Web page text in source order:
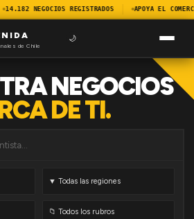
14.182 NEGOCIOS REGISTRADOS APOYA EL
de Chile
🌙
NEGOCIOS
DE TI.